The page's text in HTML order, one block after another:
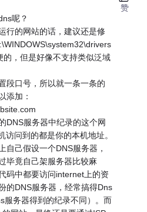
呢？
行的网站的话，建议还是修
，但是好像不支持类似泛域
段口号，所以就一条一条的
添加：
DNS服务器中纪录的这个网
访问到的都是你的本机地址。
自己假设一个DNS服务器，
毕竟自己架服务器比较麻
码中都要访问internet上的资
的DNS服务器，经常搞得Dns
服务器得到的纪录不同）。而
赞